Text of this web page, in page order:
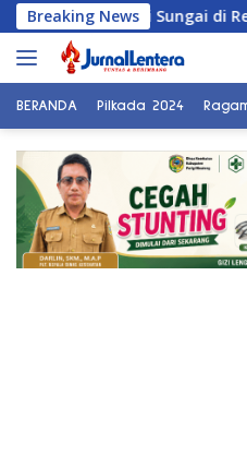
Langsung
ke
konten
Breaking News
Sungai di Reses
BERANDA Pilkada 2024